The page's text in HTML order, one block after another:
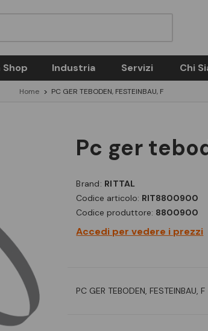
Shop Industria Servizi Chi
Home PC GER TEBODEN, FESTEINBAU, F
pc ger
Brand: RITTAL
Codice articolo: RIT8800900
Codice produttore: 8800900
Accedi per vedere i prezzi
PC GER TEBODEN, FESTEINBAU, F